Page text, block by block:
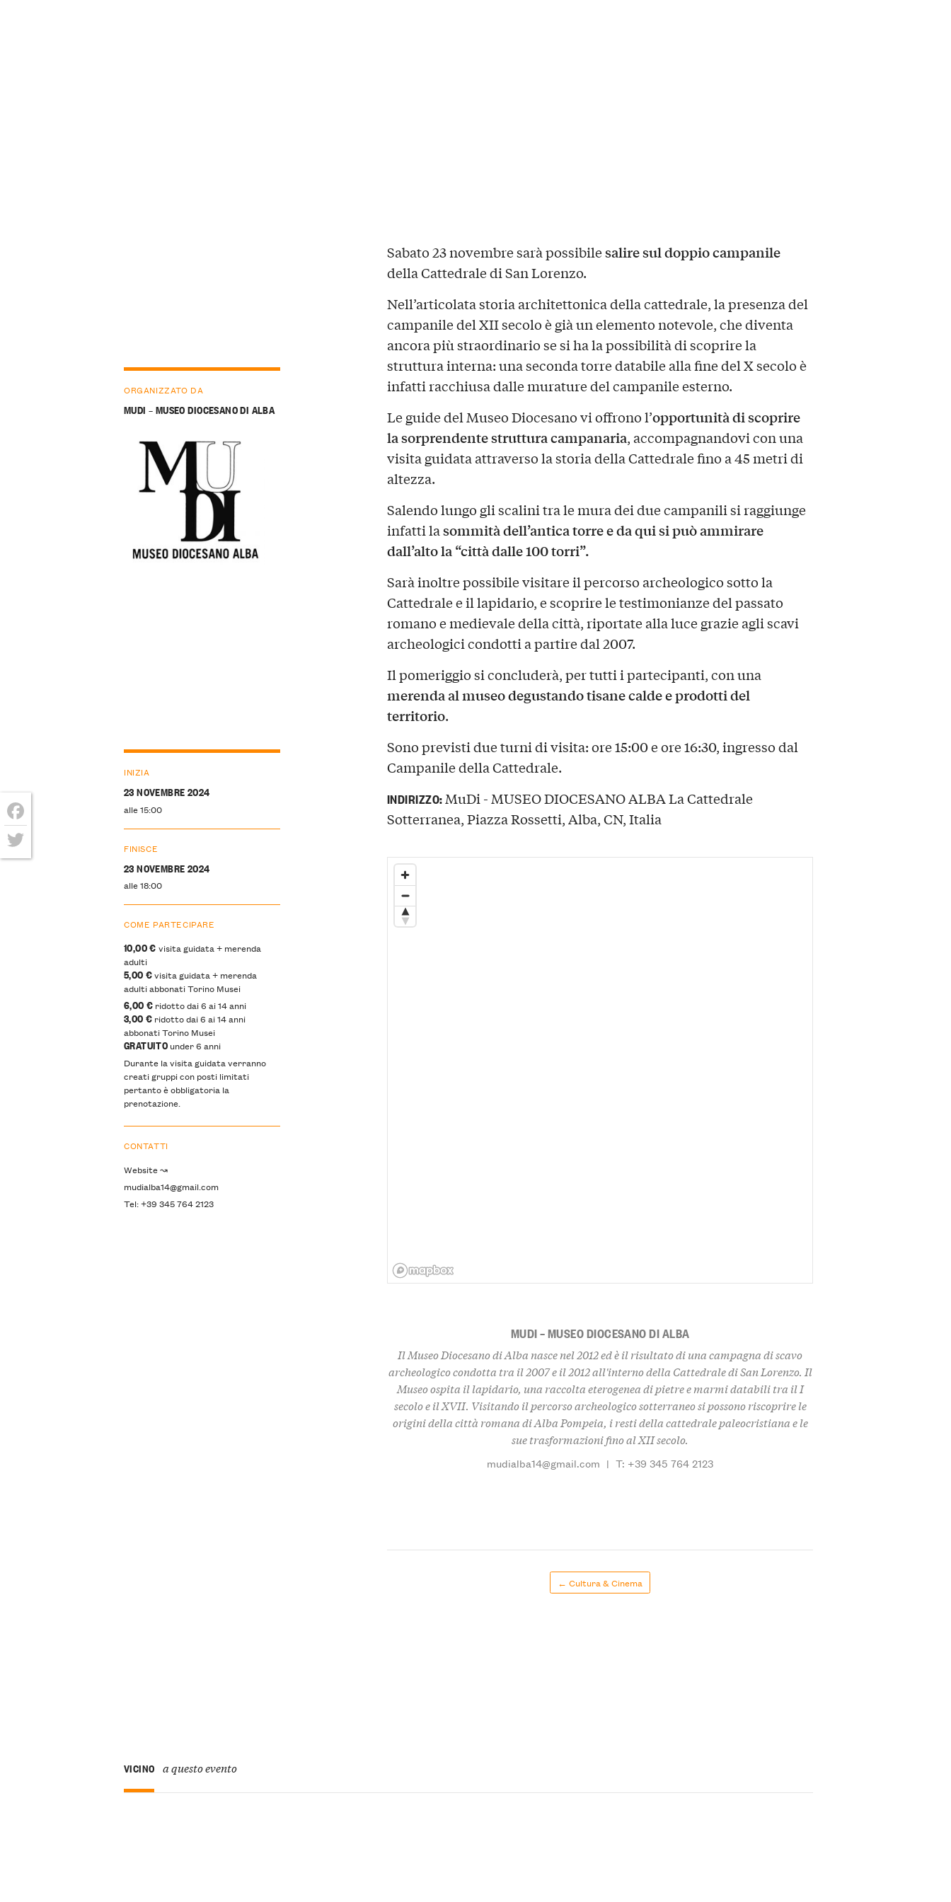
Sabato 23 novembre sarà possibilesalire sul doppio campanile
della Cattedrale di San Lorenzo.
Nell’articolata storia architettonica della cattedrale, la presenza del
campanile del XII secolo è già un elemento notevole, che diventa
ancora più straordinario se si ha la possibilità di scoprire la
struttura interna: una seconda torre databile alla fine del X secolo è
infatti racchiusa dalle murature del campanile esterno.
Le guide del Museo Diocesano vi offrono l’opportunità di scoprire
la sorprendente struttura campanaria, accompagnandovi con una
visita guidata attraverso la storia della Cattedrale fino a 45 metri di
altezza.
Salendo lungo gli scalini tra le mura dei due campanili si raggiunge
infatti lasommità dell’antica torre e da qui si può ammirare
dall’alto la “città dalle 100 torri”.
Sarà inoltre possibile visitare il percorso archeologico sotto la
Cattedrale e il lapidario, e scoprire le testimonianze del passato
romano e medievale della città, riportate alla luce grazie agli scavi
archeologici condotti a partire dal 2007.
Il pomeriggio si concluderà, per tutti i partecipanti, con una
merenda al museo degustando tisane calde e prodotti del
territorio.
Sono previsti due turni di visita: ore 15:00 e ore 16:30, ingresso dal
Campanile della Cattedrale.
ORGANIZZATO DA
MUDI – MUSEO DIOCESANO DI ALBA
INIZIA
23 NOVEMBRE 2024
alle 15:00
FINISCE
23 NOVEMBRE 2024
alle 18:00
COME PARTECIPARE
10,00 € visita guidata + merenda
adulti
5,00 €visita guidata + merenda
adulti abbonati Torino Musei
6,00 € ridotto dai 6 ai 14 anni
3,00 € ridotto dai 6 ai 14 anni
abbonati Torino Musei
GRATUITO under 6 anni
Durante la visita guidata verranno
creati gruppi con posti limitati
pertanto è obbligatoria la
prenotazione.
CONTATTI
Website ↝
mudialba14@gmail.com
Tel: +39 345 764 2123
INDIRIZZO: MuDi - MUSEO DIOCESANO ALBA La Cattedrale
Sotterranea, Piazza Rossetti, Alba, CN, Italia
MUDI – MUSEO DIOCESANO DI ALBA
Il Museo Diocesano di Alba nasce nel 2012 ed è il risultato di una campagna di scavo
archeologico condotta tra il 2007 e il 2012 all'interno della Cattedrale di San Lorenzo. Il
Museo ospita il lapidario, una raccolta eterogenea di pietre e marmi databili tra il I
secolo e il XVII. Visitando il percorso archeologico sotterraneo si possono riscoprire le
origini della città romana di Alba Pompeia, i resti della cattedrale paleocristiana e le
sue trasformazioni fino al XII secolo.
mudialba14@gmail.com | T: +39 345 764 2123
← Cultura & Cinema
VICINO a questo evento
Facebook
Twitter